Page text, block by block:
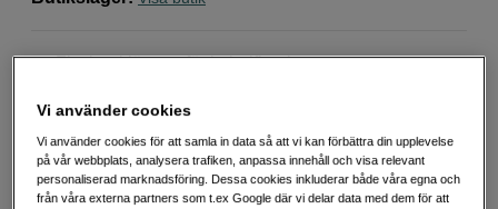
Flyttbar klämma för kabelfixering
Mer information
Vi använder cookies
Vi använder cookies för att samla in data så att vi kan förbättra din upplevelse
på vår webbplats, analysera trafiken, anpassa innehåll och visa relevant
personaliserad marknadsföring. Dessa cookies inkluderar både våra egna och
från våra externa partners som t.ex Google där vi delar data med dem för att